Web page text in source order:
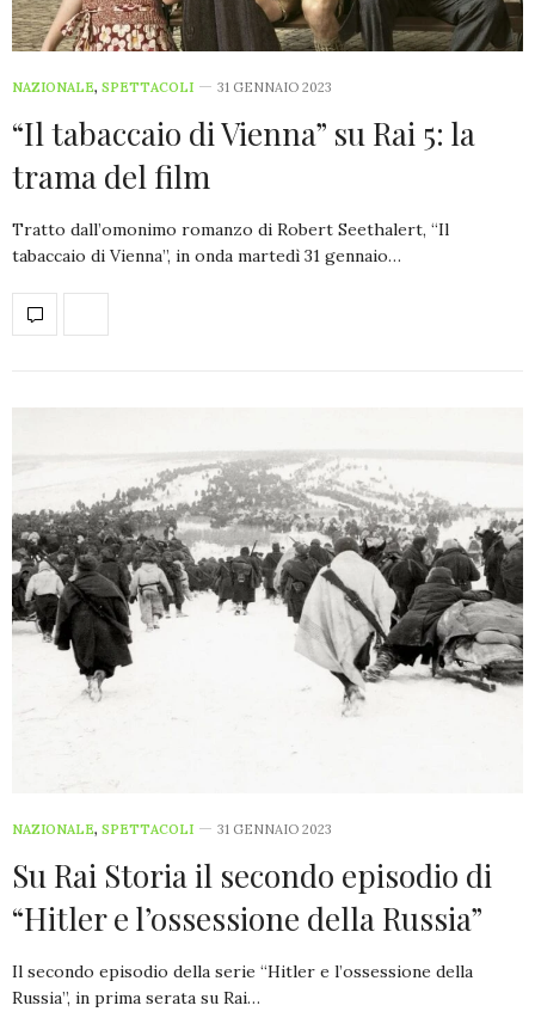
NAZIONALE, SPETTACOLI 31 GENNAIO 2023
“Il tabaccaio di Vienna” su Rai 5: la
trama del film
Tratto dall’omonimo romanzo di Robert Seethalert, “Il
tabaccaio di Vienna”, in onda martedì 31 gennaio…
NAZIONALE, SPETTACOLI 31 GENNAIO 2023
Su Rai Storia il secondo episodio di
“Hitler e l’ossessione della Russia”
Il secondo episodio della serie “Hitler e l’ossessione della
Russia”, in prima serata su Rai…